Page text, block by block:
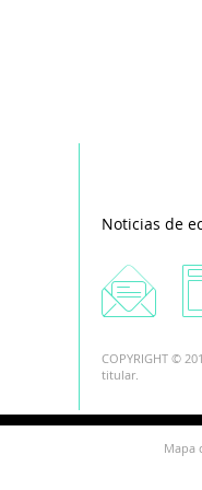
Noticias de
COPYRIGHT ©
titular.
Mapa